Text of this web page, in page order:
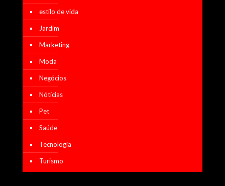
estilo de vida
Jardim
Marketing
Moda
Negócios
Nótícias
Pet
Saúde
Tecnologia
Turismo